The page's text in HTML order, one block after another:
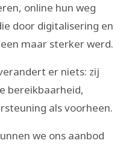
online hun weg
door digitalisering en
maar sterker werd.
er niets: zij
bereikbaarheid,
als voorheen.
we ons aanbod